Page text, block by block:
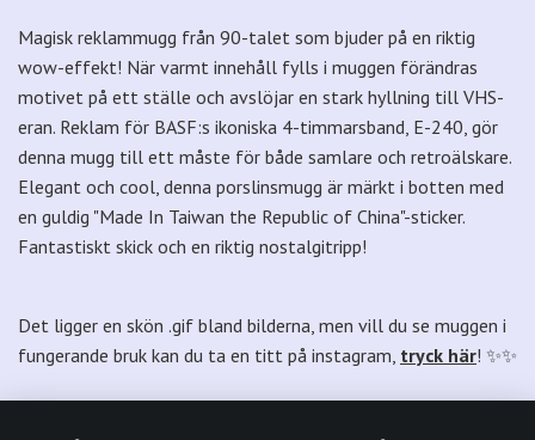
Magisk reklammugg från 90-talet som bjuder på en riktig
wow-effekt! När varmt innehåll fylls i muggen förändras
motivet på ett ställe och avslöjar en stark hyllning till VHS-
eran. Reklam för BASF:s ikoniska 4-timmarsband, E-240, gör
denna mugg till ett måste för både samlare och retroälskare.
Elegant och cool, denna porslinsmugg är märkt i botten med
en guldig "Made In Taiwan the Republic of China"-sticker.
Fantastiskt skick och en riktig nostalgitripp!
Det ligger en skön .gif bland bilderna, men vill du se muggen i
fungerande bruk kan du ta en titt på instagram, tryck här! ✨✨